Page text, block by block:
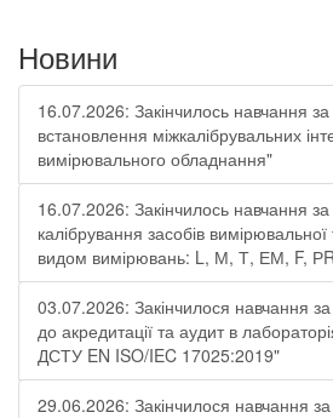
Новини
16.07.2026: Закінчилось навчання
встановлення міжкалібрувальних
вимірювального обладнання"
16.07.2026: Закінчилось навчання
калібрування засобів
видом вимірювань: L, М, Т, ЕМ, F,
03.07.2026: Закінчилося навчання
до акредитації та аудит в
ДСТУ EN ISO/IEC 17025:2019"
29.06.2026: Закінчилося навчання